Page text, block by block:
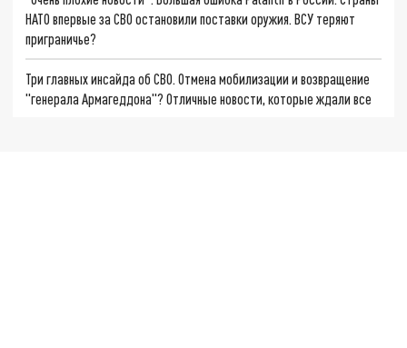
НАТО впервые за СВО остановили поставки оружия. ВСУ теряют
приграничье?
Три главных инсайда об СВО. Отмена мобилизации и возвращение
"генерала Армагеддона"? Отличные новости, которые ждали все